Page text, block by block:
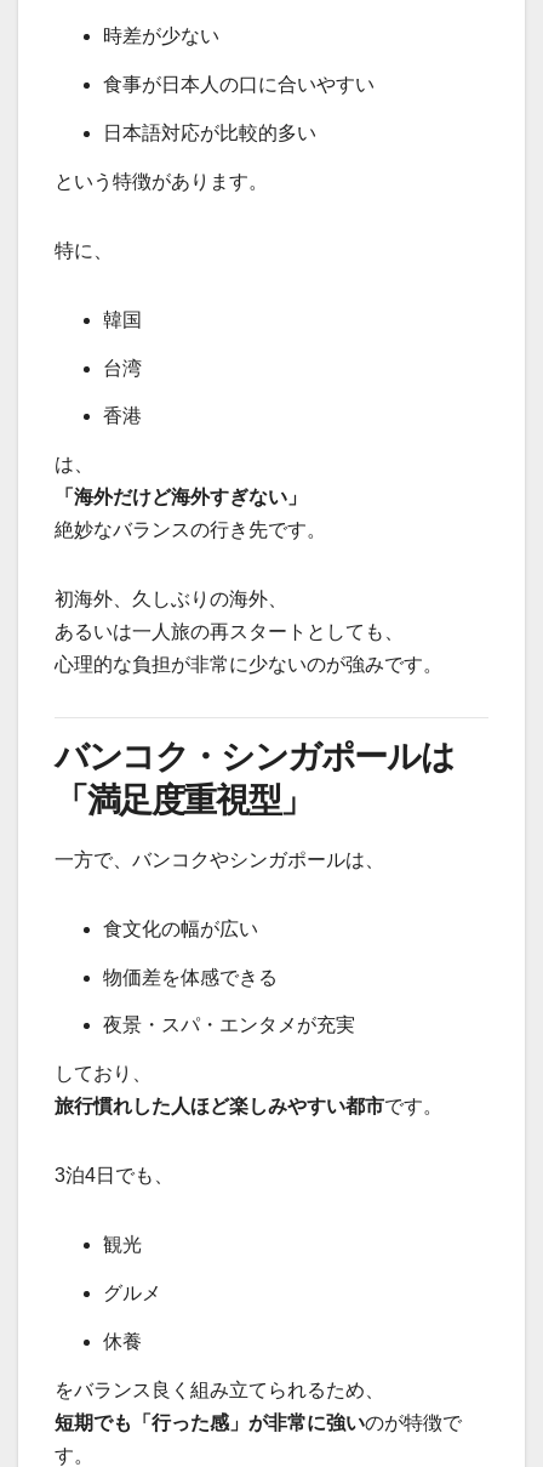
時差が少ない
食事が日本人の口に合いやすい
日本語対応が比較的多い
という特徴があります。
特に、
韓国
台湾
香港
は、
「海外だけど海外すぎない」
絶妙なバランスの行き先です。
初海外、久しぶりの海外、
あるいは一人旅の再スタートとしても、
心理的な負担が非常に少ないのが強みです。
バンコク・シンガポールは
「満足度重視型」
一方で、バンコクやシンガポールは、
食文化の幅が広い
物価差を体感できる
夜景・スパ・エンタメが充実
しており、
旅行慣れした人ほど楽しみやすい都市です。
3泊4日でも、
観光
グルメ
休養
をバランス良く組み立てられるため、
短期でも「行った感」が非常に強いのが特徴で
す。